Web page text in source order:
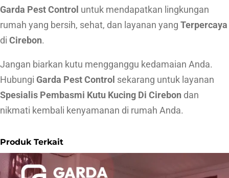
Garda Pest Control untuk mendapatkan lingkungan
rumah yang bersih, sehat, dan layanan yang Terpercaya
di Cirebon.
Jangan biarkan kutu mengganggu kedamaian Anda.
Hubungi Garda Pest Control sekarang untuk layanan
Spesialis Pembasmi Kutu Kucing Di Cirebon dan
nikmati kembali kenyamanan di rumah Anda.
Produk Terkait